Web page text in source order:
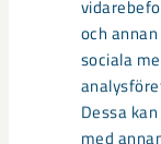
och
sociala
Dessa
med
förädlingsverk.
återgå till arbetet
förädlingsverket
Sammelin,